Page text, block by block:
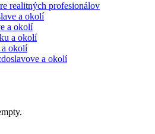
realitných profesionálov
a okolí
a okolí
a okolí
okolí
a okolí